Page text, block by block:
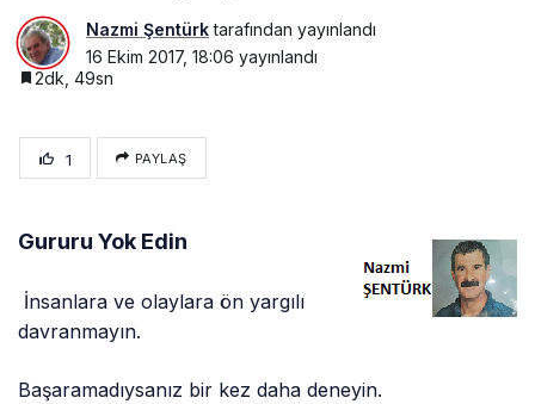
Nazmi Şentürktarafından yayınlandı
16 Ekim 2017, 18:06 yayınlandı
2dk, 49sn
1 PAYLAŞ
Gururu Yok Edin
İnsanlara ve olaylara ön yargılı
davranmayın.
Başaramadıysanız bir kez daha deneyin.